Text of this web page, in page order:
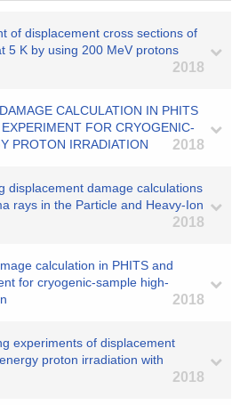
of displacement cross sections of
5 K by using 200 MeV protons
2018
CALCULATION IN PHITS
FOR CRYOGENIC-
PROTON IRRADIATION
2018
displacement damage calculations
rays in the Particle and Heavy-Ion
2018
calculation in PHITS and
for cryogenic-sample high-
2018
experiments of displacement
proton irradiation with
2018